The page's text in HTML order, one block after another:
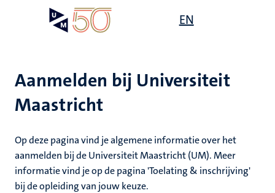
gaan
EN
Aanmelden bij Universiteit
Maastricht
Op deze pagina vind je algemene informatie over het
aanmelden bij de Universiteit Maastricht (UM). Meer
informatie vind je op de pagina 'Toelating & inschrijving'
bij de opleiding van jouw keuze.